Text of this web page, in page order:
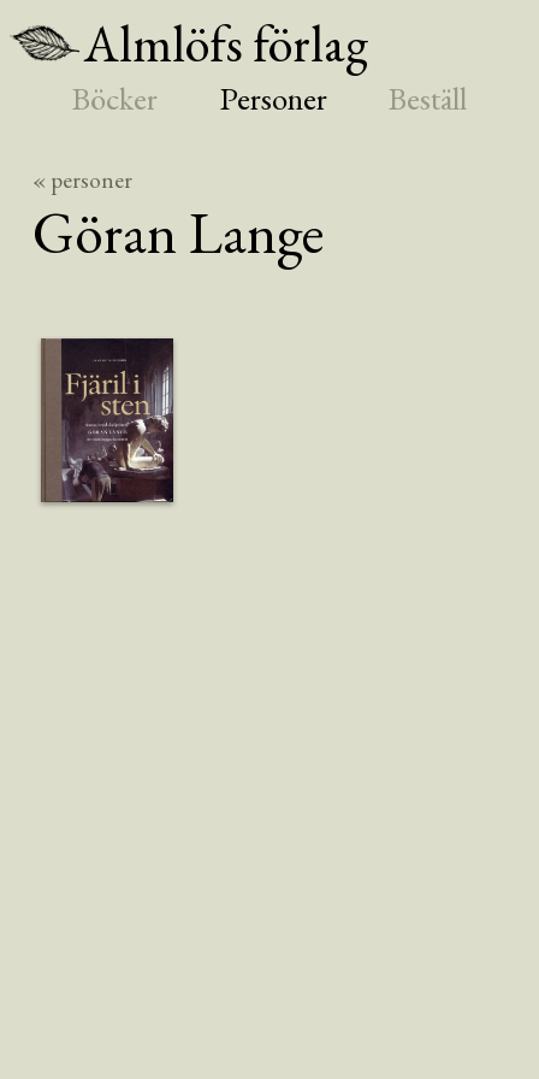
Almlöfs förlag
Böcker Personer Beställ
« personer
GöranLange